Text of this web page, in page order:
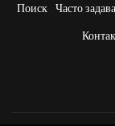
Поиск Часто